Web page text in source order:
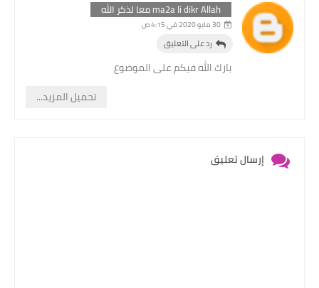
ma2a li dikr Allah معا لذكر الله
30 مايو 2020 في 4:15 ص
بارك الله فيكم على الموضوع
رد على التعليق
تحميل المزيد...
إرسال تعليق